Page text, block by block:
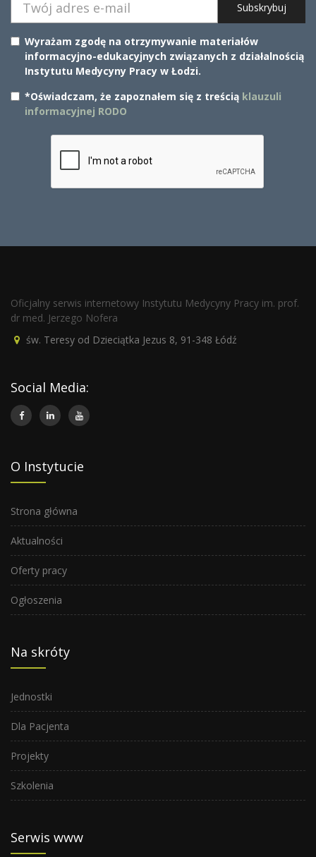
Subskrybuj
Wyrażam zgodę na otrzymywanie materiałów
informacyjno-edukacyjnych związanych z działalnością
Instytutu Medycyny Pracy w Łodzi.
*Oświadczam, że zapoznałem się z treścią klauzuli
informacyjnej RODO
Oficjalny serwis internetowy Instytutu Medycyny Pracy im. prof.
dr med. Jerzego Nofera
św. Teresy od Dzieciątka Jezus 8, 91-348 Łódź
Social Media:
O Instytucie
Strona główna
Aktualności
Oferty pracy
Ogłoszenia
Na skróty
Jednostki
Dla Pacjenta
Projekty
Szkolenia
Serwis www